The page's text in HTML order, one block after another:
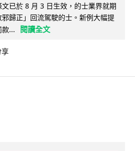
已於 8 月 3 日生效，的士業界就期
歸正」回流駕駛的士。新例大幅提
...
閱讀全文